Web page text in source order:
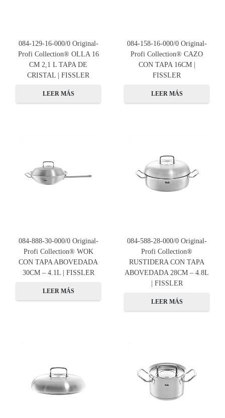
084-129-16-000/0 Original-
Profi Collection® OLLA 16
CM 2,1 L TAPA DE
CRISTAL | FISSLER
LEER MÁS
084-158-16-000/0 Original-
Profi Collection® CAZO
CON TAPA 16CM |
FISSLER
LEER MÁS
084-888-30-000/0 Original-
Profi Collection® WOK
CON TAPA ABOVEDADA
30CM – 4.1L | FISSLER
LEER MÁS
084-588-28-000/0 Original-
Profi Collection®
RUSTIDERA CON TAPA
ABOVEDADA 28CM – 4.8L
| FISSLER
LEER MÁS